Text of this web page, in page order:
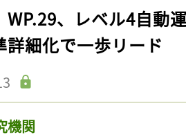
WP.29、レベル4自動
詳細化で一歩リード
機関